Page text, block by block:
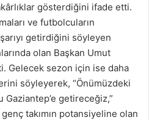
gösterdiğini ifade etti.
ve futbolcuların
getirdiğini söyleyen
olan Başkan Umut
Gelecek sezon için ise daha
söyleyerek, “Önümüzdeki
getireceğiz,”
takımın potansiyeline olan